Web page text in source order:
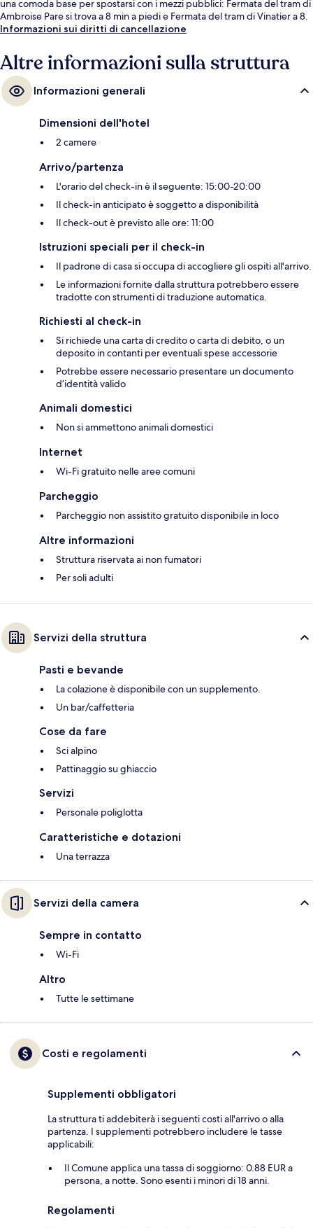
una comoda base per spostarsi con i mezzi pubblici: Fermata del tram di
Ambroise Pare si trova a 8 min a piedi e Fermata del tram di Vinatier a 8.
Informazioni sui diritti di cancellazione
Altre informazioni sulla struttura
Informazioni generali
Dimensioni dell'hotel
2 camere
Arrivo/partenza
L'orario del check-in è il seguente: 15:00-20:00
Il check-in anticipato è soggetto a disponibilità
Il check-out è previsto alle ore: 11:00
Istruzioni speciali per il check-in
Il padrone di casa si occupa di accogliere gli ospiti all'arrivo.
Le informazioni fornite dalla struttura potrebbero essere
tradotte con strumenti di traduzione automatica.
Richiesti al check-in
Si richiede una carta di credito o carta di debito, o un
deposito in contanti per eventuali spese accessorie
Potrebbe essere necessario presentare un documento
d’identità valido
Animali domestici
Non si ammettono animali domestici
Internet
Wi-Fi gratuito nelle aree comuni
Parcheggio
Parcheggio non assistito gratuito disponibile in loco
Altre informazioni
Struttura riservata ai non fumatori
Per soli adulti
Servizi della struttura
Pasti e bevande
La colazione è disponibile con un supplemento.
Un bar/caffetteria
Cose da fare
Sci alpino
Pattinaggio su ghiaccio
Servizi
Personale poliglotta
Caratteristiche e dotazioni
Una terrazza
Servizi della camera
Sempre in contatto
Wi-Fi
Altro
Tutte le settimane
Costi e regolamenti
Supplementi obbligatori
La struttura ti addebiterà i seguenti costi all'arrivo o alla
partenza. I supplementi potrebbero includere le tasse
applicabili:
Il Comune applica una tassa di soggiorno: 0.88 EUR a
persona, a notte. Sono esenti i minori di 18 anni.
Regolamenti